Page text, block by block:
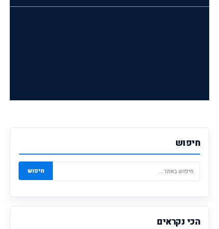
חיפוש
חיפוש
הכי נקראים